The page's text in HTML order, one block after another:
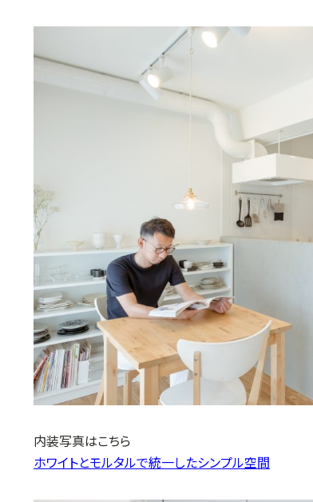
内装写真はこちら
ホワイトとモルタルで統一したシンプル空間